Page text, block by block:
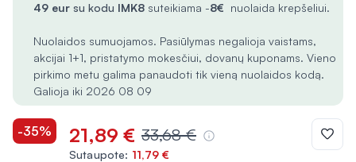
49 eur su kodu IMK8 suteikiama -8€ nuolaida krepšeliui.
Nuolaidos sumuojamos. Pasiūlymas negalioja vaistams,
akcijai 1+1, pristatymo mokesčiui, dovanų kuponams. Vieno
pirkimo metu galima panaudoti tik vieną nuolaidos kodą.
Galioja iki 2026 08 09
-35% 21,89 € 33,68 €
Sutaupote: 11,79 €